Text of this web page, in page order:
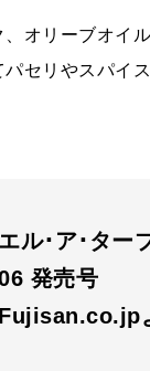
オリーブオイ
パセリやスパイ
エル･ア･ター
発売号
Fujisan.co.jp